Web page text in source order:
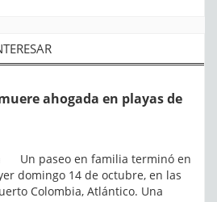
ahogada en playas de
Un paseo en familia terminó en
domingo 14 de octubre, en las
Colombia, Atlántico. Una